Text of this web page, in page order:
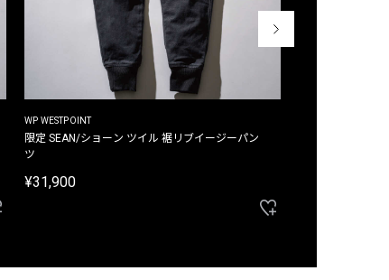
WP WESTPOINT
限定 SEAN/ショーン ツイル 裾リブイージーパン
ツ
¥31,900